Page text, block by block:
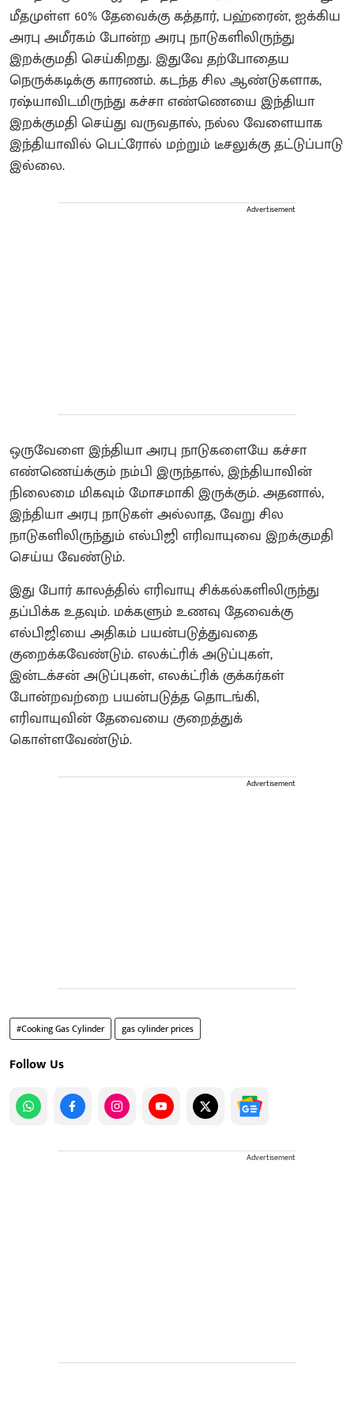
மீதமுள்ள 60% தேவைக்கு கத்தார், பஹ்ரைன், ஐக்கிய
அரபு அமீரகம் போன்ற அரபு நாடுகளிலிருந்து
இறக்குமதி செய்கிறது. இதுவே தற்போதைய
நெருக்கடிக்கு காரணம். கடந்த சில ஆண்டுகளாக,
ரஷ்யாவிடமிருந்து கச்சா எண்ணெயை இந்தியா
இறக்குமதி செய்து வருவதால், நல்ல வேளையாக
இந்தியாவில் பெட்ரோல் மற்றும் டீசலுக்கு தட்டுப்பாடு
இல்லை.
Advertisement
ஒருவேளை இந்தியா அரபு நாடுகளையே கச்சா
எண்ணெய்க்கும் நம்பி இருந்தால், இந்தியாவின்
நிலைமை மிகவும் மோசமாகி இருக்கும். அதனால்,
இந்தியா அரபு நாடுகள் அல்லாத, வேறு சில
நாடுகளிலிருந்தும் எல்பிஜி எரிவாயுவை இறக்குமதி
செய்ய வேண்டும்.
இது போர் காலத்தில் எரிவாயு சிக்கல்களிலிருந்து
தப்பிக்க உதவும். மக்களும் உணவு தேவைக்கு
எல்பிஜியை அதிகம் பயன்படுத்துவதை
குறைக்கவேண்டும். எலக்ட்ரிக் அடுப்புகள்,
இன்டக்சன் அடுப்புகள், எலக்ட்ரிக் குக்கர்கள்
போன்றவற்றை பயன்படுத்த தொடங்கி,
எரிவாயுவின் தேவையை குறைத்துக்
கொள்ளவேண்டும்.
Advertisement
#Cooking Gas Cylinder gas cylinder prices
Follow Us
Advertisement